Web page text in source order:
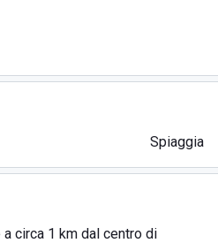
Spiaggia
a circa 1 km dal centro di